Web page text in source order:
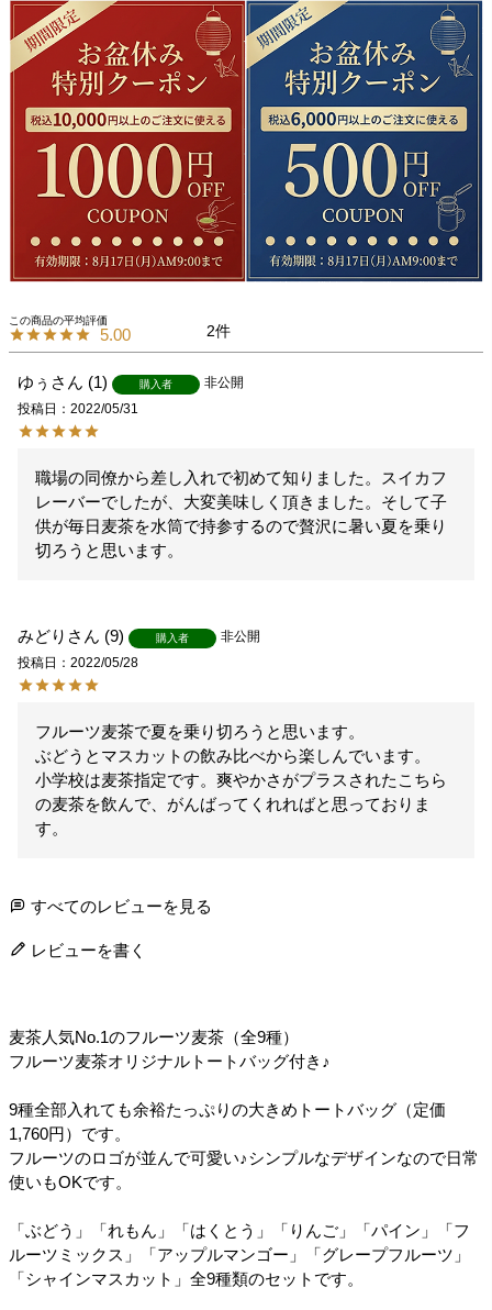
5.00 2
ゆぅ 1 購入者
非公開
投稿日
2022/05/31
職場の同僚から差し入れで初めて知りました。スイカフ
レーバーでしたが、大変美味しく頂きました。そして子
供が毎日麦茶を水筒で持参するので贅沢に暑い夏を乗り
切ろうと思います。
みどり 9 購入者
非公開
投稿日
2022/05/28
フルーツ麦茶で夏を乗り切ろうと思います。
ぶどうとマスカットの飲み比べから楽しんでいます。
小学校は麦茶指定です。爽やかさがプラスされたこちら
の麦茶を飲んで、がんばってくれればと思っておりま
す。
すべてのレビューを見る
レビューを書く
麦茶人気No.1のフルーツ麦茶（全9種）
フルーツ麦茶オリジナルトートバッグ付き♪
9種全部入れても余裕たっぷりの大きめトートバッグ（定価
1,760円）です。
フルーツのロゴが並んで可愛い♪シンプルなデザインなので日常
使いもOKです。
「ぶどう」「れもん」「はくとう」「りんご」「パイン」「フ
ルーツミックス」「アップルマンゴー」「グレープフルーツ」
「シャインマスカット」全9種類のセットです。